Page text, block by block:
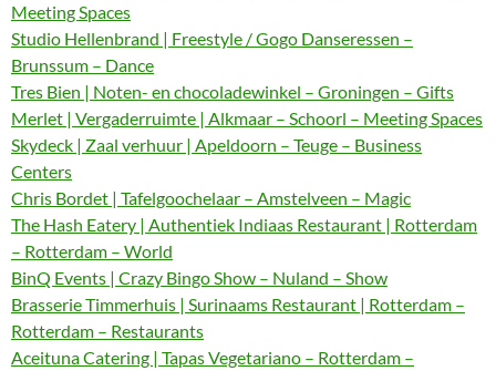
Meeting Spaces
Studio Hellenbrand | Freestyle / Gogo Danseressen –
Brunssum – Dance
Tres Bien | Noten- en chocoladewinkel – Groningen – Gifts
Merlet | Vergaderruimte | Alkmaar – Schoorl – Meeting Spaces
Skydeck | Zaal verhuur | Apeldoorn – Teuge – Business
Centers
Chris Bordet | Tafelgoochelaar – Amstelveen – Magic
The Hash Eatery | Authentiek Indiaas Restaurant | Rotterdam
– Rotterdam – World
BinQ Events | Crazy Bingo Show – Nuland – Show
Brasserie Timmerhuis | Surinaams Restaurant | Rotterdam –
Rotterdam – Restaurants
Aceituna Catering | Tapas Vegetariano – Rotterdam –